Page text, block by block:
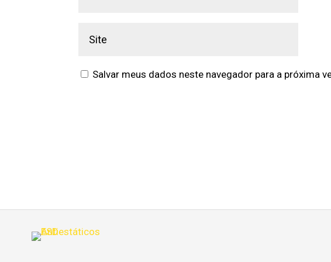
Salvar meus dados neste navegador para a próxima